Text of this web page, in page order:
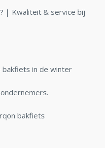
| Kwaliteit & service bij
bakfiets in de winter
bakfiets